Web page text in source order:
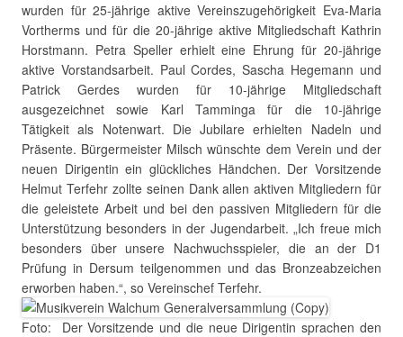
wurden für 25-jährige aktive Vereinszugehörigkeit Eva-Maria
Vortherms und für die 20-jährige aktive Mitgliedschaft Kathrin
Horstmann. Petra Speller erhielt eine Ehrung für 20-jährige
aktive Vorstandsarbeit. Paul Cordes, Sascha Hegemann und
Patrick Gerdes wurden für 10-jährige Mitgliedschaft
ausgezeichnet sowie Karl Tamminga für die 10-jährige
Tätigkeit als Notenwart. Die Jubilare erhielten Nadeln und
Präsente. Bürgermeister Milsch wünschte dem Verein und der
neuen Dirigentin ein glückliches Händchen. Der Vorsitzende
Helmut Terfehr zollte seinen Dank allen aktiven Mitgliedern für
die geleistete Arbeit und bei den passiven Mitgliedern für die
Unterstützung besonders in der Jugendarbeit. „Ich freue mich
besonders über unsere Nachwuchsspieler, die an der D1
Prüfung in Dersum teilgenommen und das Bronzeabzeichen
erworben haben.“, so Vereinschef Terfehr.
Foto: Der Vorsitzende und die neue Dirigentin sprachen den